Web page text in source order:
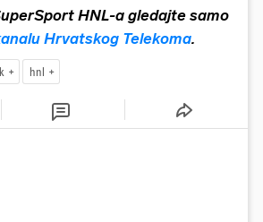
HNL-a gledajte samo
Hrvatskog Telekoma.
hnl